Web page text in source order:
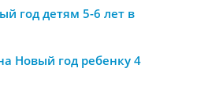
год детям 5-6 лет в
Новый год ребенку 4